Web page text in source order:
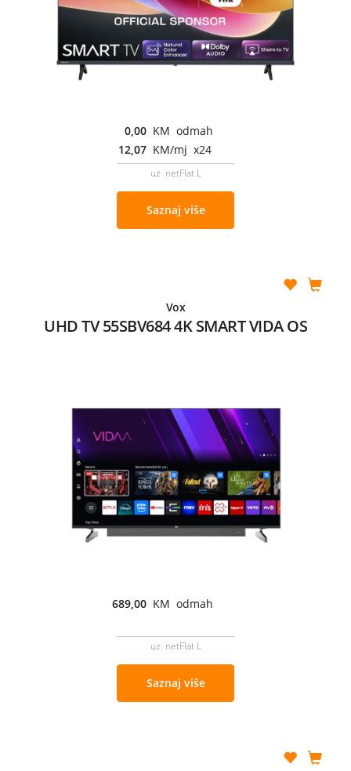
0,00 KM odmah
12,07 KM/mj x24
uz netFlat L
Saznaj više
Vox
UHD TV 55SBV684 4K SMART VIDA OS
689,00 KM odmah
uz netFlat L
Saznaj više